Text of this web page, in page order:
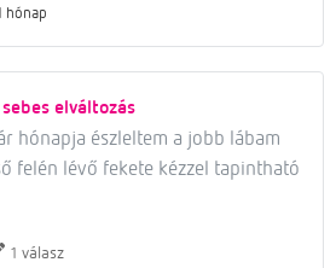
hónap
elváltozás
hónapja észleltem a jobb lábam
felén lévő fekete kézzel tapintható
1 válasz